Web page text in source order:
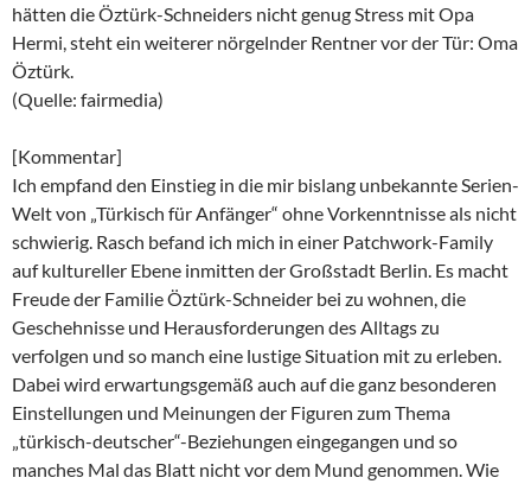
hätten die Öztürk-Schneiders nicht genug Stress mit Opa
Hermi, steht ein weiterer nörgelnder Rentner vor der Tür: Oma
Öztürk.
(Quelle: fairmedia)
[Kommentar]
Ich empfand den Einstieg in die mir bislang unbekannte Serien-
Welt von „Türkisch für Anfänger“ ohne Vorkenntnisse als nicht
schwierig. Rasch befand ich mich in einer Patchwork-Family
auf kultureller Ebene inmitten der Großstadt Berlin. Es macht
Freude der Familie Öztürk-Schneider bei zu wohnen, die
Geschehnisse und Herausforderungen des Alltags zu
verfolgen und so manch eine lustige Situation mit zu erleben.
Dabei wird erwartungsgemäß auch auf die ganz besonderen
Einstellungen und Meinungen der Figuren zum Thema
„türkisch-deutscher“-Beziehungen eingegangen und so
manches Mal das Blatt nicht vor dem Mund genommen. Wie